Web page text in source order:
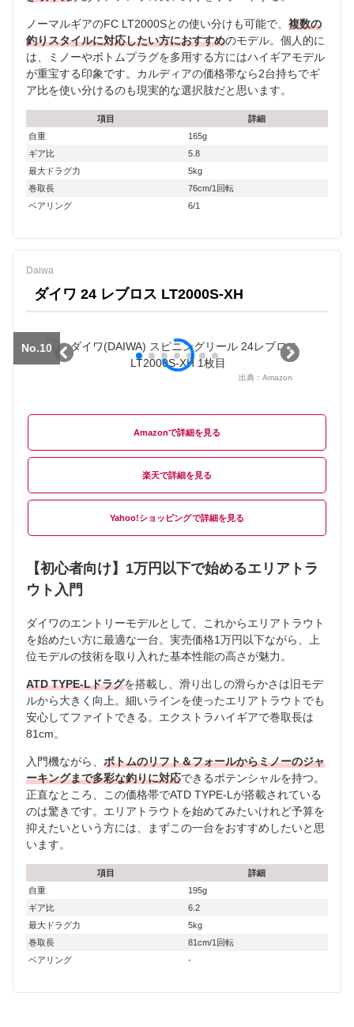
ノーマルギアのFC LT2000Sとの使い分けも可能で、 複数の
釣りスタイルに対応したい方におすすめのモデル。個人的に
は、ミノーやボトムプラグを多用する方にはハイギアモデル
が重宝する印象です。カルディアの価格帯なら2台持ちでギ
ア比を使い分けるのも現実的な選択肢だと思います。
項目
詳細
自重
165g
ギア比
5.8
最大ドラグ力
5kg
巻取長
76cm/1回転
ベアリング
6/1
Daiwa
ダイワ 24 レブロス LT2000S-XH
No.10
出典： Amazon
Amazon
楽天
Yahoo!ショッピング
【初心者向け】1万円以下で始めるエリアトラ
ウト入門
ダイワのエントリーモデルとして、これからエリアトラウト
を始めたい方に最適な一台。実売価格1万円以下ながら、上
位モデルの技術を取り入れた基本性能の高さが魅力。
ATD TYPE-Lドラグを搭載し、滑り出しの滑らかさは旧モデ
ルから大きく向上。細いラインを使ったエリアトラウトでも
安心してファイトできる。エクストラハイギアで巻取長は
81cm。
入門機ながら、 ボトムのリフト＆フォールからミノーのジャ
ーキングまで多彩な釣りに対応できるポテンシャルを持つ。
正直なところ、この価格帯でATD TYPE-Lが搭載されている
のは驚きです。エリアトラウトを始めてみたいけれど予算を
抑えたいという方には、まずこの一台をおすすめしたいと思
います。
項目
詳細
自重
195g
ギア比
6.2
最大ドラグ力
5kg
巻取長
81cm/1回転
ベアリング
-